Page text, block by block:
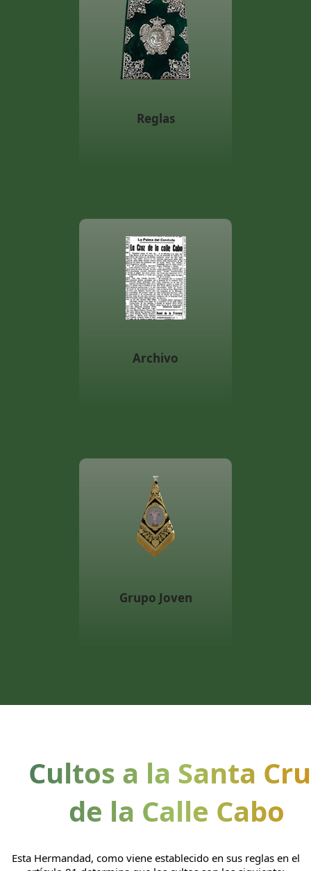
Reglas
Archivo
Grupo Joven
Cultos a la Santa
de la Calle Cabo
Esta Hermandad, como viene establecido en sus reglas en el